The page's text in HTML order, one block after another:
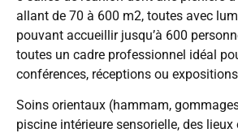
allant de 70 à 600 m2, toutes avec
pouvant accueillir jusqu’à 600
toutes un cadre professionnel idéal
conférences, réceptions ou
Soins orientaux (hammam,
piscine intérieure sensorielle, des